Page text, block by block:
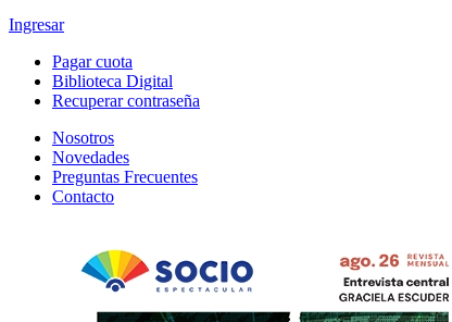
Ingresar
Pagar cuota
Biblioteca Digital
Recuperar contraseña
Nosotros
Novedades
Preguntas Frecuentes
Contacto